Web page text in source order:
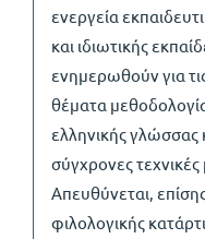
ενεργεία
και ιδιωτικής
ενημερωθούν για
θέματα
ελληνικής γλώσσας
σύγχρονες τεχνικές
Απευθύνεται,
φιλολογικής